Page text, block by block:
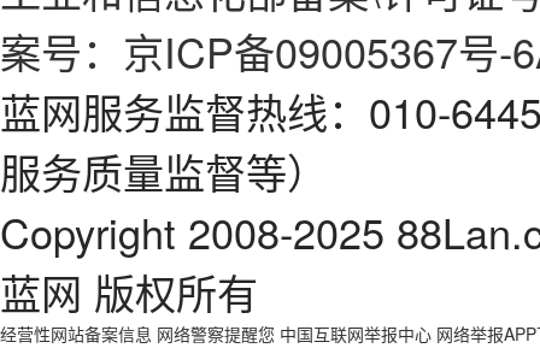
案号：京ICP备09005367号-
蓝网服务监督热线：010-
服务质量监督等）
Copyright 2008-2025
蓝网 版权所有
经营性网站备案信息 网络警察提醒您 中国互联网举报中心 网络举报